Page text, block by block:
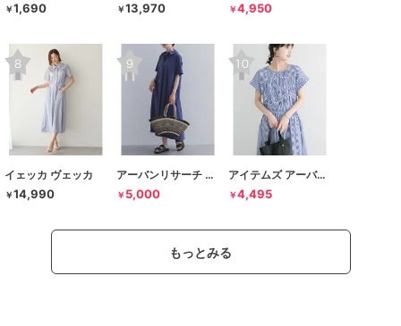
￥1,690 ￥13,970 ￥4,950
イェッカ ヴェッカ
￥14,990
アーバンリサーチ ドアーズ
￥ 5,000
アイテムズ アーバンリサーチ
￥4,495
もっとみる